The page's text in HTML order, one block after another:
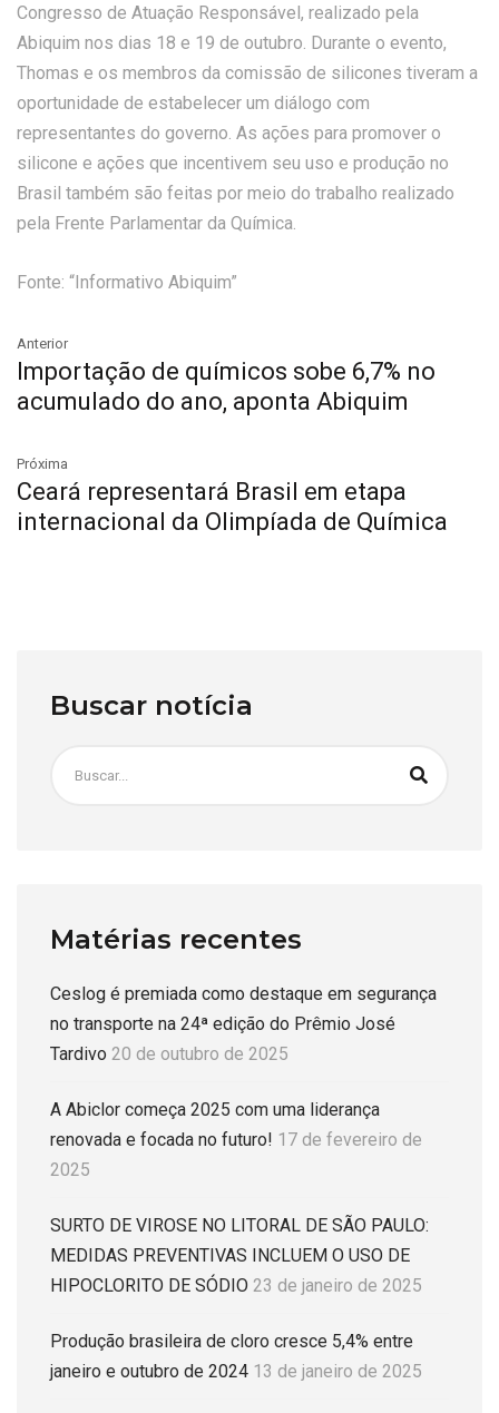
Congresso de Atuação Responsável, realizado pela
Abiquim nos dias 18 e 19 de outubro. Durante o evento,
Thomas e os membros da comissão de silicones tiveram a
oportunidade de estabelecer um diálogo com
representantes do governo. As ações para promover o
silicone e ações que incentivem seu uso e produção no
Brasil também são feitas por meio do trabalho realizado
pela Frente Parlamentar da Química.
Fonte: “Informativo Abiquim”
Anterior
Importação de químicos sobe 6,7% no
acumulado do ano, aponta Abiquim
Próxima
Ceará representará Brasil em etapa
internacional da Olimpíada de Química
Buscar notícia
Matérias recentes
Ceslog é premiada como destaque em segurança
no transporte na 24ª edição do Prêmio José
Tardivo 20 de outubro de 2025
A Abiclor começa 2025 com uma liderança
renovada e focada no futuro! 17 de fevereiro de
2025
SURTO DE VIROSE NO LITORAL DE SÃO PAULO:
MEDIDAS PREVENTIVAS INCLUEM O USO DE
HIPOCLORITO DE SÓDIO 23 de janeiro de 2025
Produção brasileira de cloro cresce 5,4% entre
janeiro e outubro de 2024 13 de janeiro de 2025